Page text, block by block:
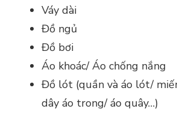
Váy dài
Đồ ngủ
Đồ bơi
Áo khoác/ Áo chống nắng
Đồ lót (quần và áo lót/
dây áo trong/ áo quây…)